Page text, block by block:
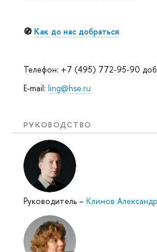
🧭 Как до нас добраться
Телефон: +7 (495) 772-95-90
E-mail: ling@hse.ru
РУКОВОДСТВО
Руководитель – Климов